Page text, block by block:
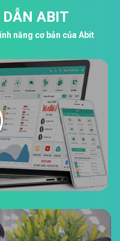
DẪN ABIT
năng cơ bản của Abit